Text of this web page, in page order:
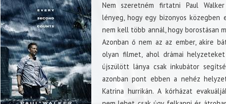
Nem szeretném firtatni Paul
lényeg, hogy egy bizonyos
nem kell több annál, hogy borostásan
Azonban ő nem az az ember, akire
olyan filmet, ahol drámai
újszülött lánya csak inkubátor
azonban pont ebben a nehéz
Katrina hurrikán. A kórházat